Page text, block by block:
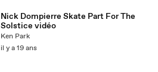
Nick Dompierre Skate Part For The
Solstice vidéo
Ken Park
il y a 19 ans